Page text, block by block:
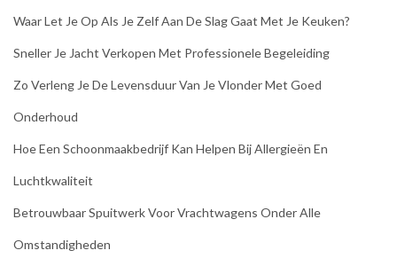
Waar Let Je Op Als Je Zelf Aan De Slag Gaat Met Je Keuken?
Sneller Je Jacht Verkopen Met Professionele Begeleiding
Zo Verleng Je De Levensduur Van Je Vlonder Met Goed
Onderhoud
Hoe Een Schoonmaakbedrijf Kan Helpen Bij Allergieën En
Luchtkwaliteit
Betrouwbaar Spuitwerk Voor Vrachtwagens Onder Alle
Omstandigheden